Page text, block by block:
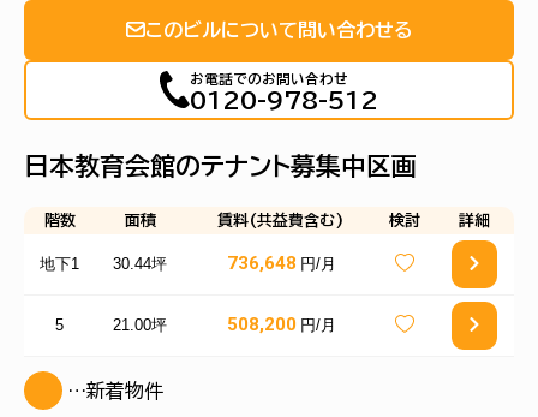
このビルについて問い合わせる
お電話でのお問い合わせ
0120-978-512
日本教育会館のテナント募集中区画
階数 面積 賃料(共益費含む) 検討 詳細
地下1 30.44坪 736,648 円/月
5 21.00坪 508,200 円/月
…新着物件